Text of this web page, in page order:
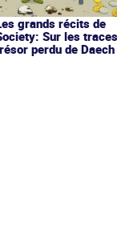
grands récits de
Sur les
perdu de Daech